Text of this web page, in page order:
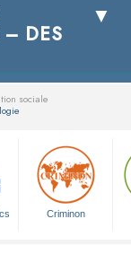
– DES
sociale
Criminon